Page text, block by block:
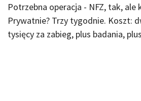
Potrzebna operacja - NFZ, tak, ale
Prywatnie? Trzy tygodnie. Koszt:
tysięcy za zabieg, plus badania,